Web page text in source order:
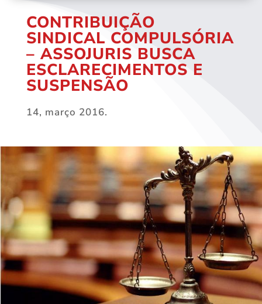
CONTRIBUIÇÃO
SINDICAL COMPULSÓRIA
– ASSOJURIS BUSCA
ESCLARECIMENTOS E
SUSPENSÃO
14, março 2016.